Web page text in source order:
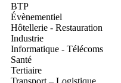
BTP
Évènementiel
Hôtellerie - Restauration
Industrie
Informatique - Télécoms
Santé
Tertiaire
Transport – Logistique